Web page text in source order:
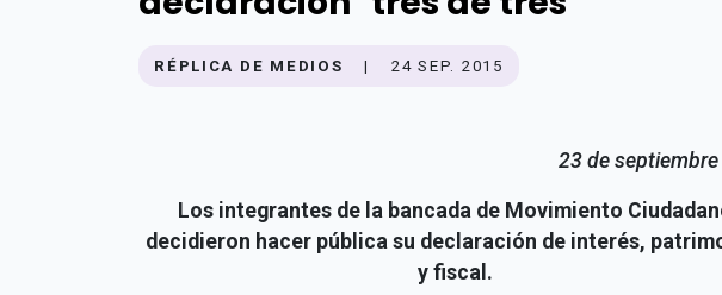
RÉPLICA DE MEDIOS | 24 SEP. 2015
23 de
Los integrantes de la bancada de Movimiento
decidieron hacer pública su declaración de interés,
y fiscal.